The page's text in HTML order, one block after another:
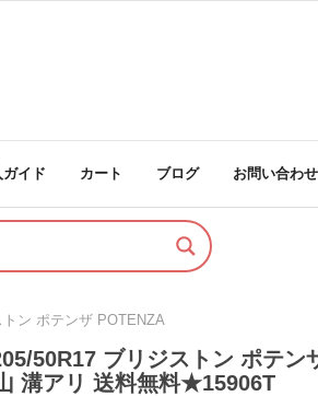
ガイド カート ブログ お問い合わせ
ン ポテンザ POTENZA
50R17 ブリジストン ポテン
溝アリ 送料無料★15906T